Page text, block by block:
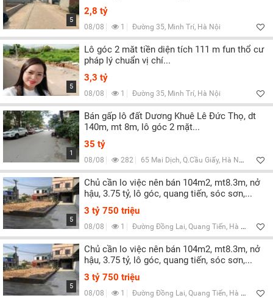
5
2,8 tỷ
08/08 1 Đường 35, Minh Trí, Hà Nội
5
Lô góc 2 măt tiền diện tích 111 m fun thổ cư
pháp lý chuẩn vị chí...
3,3 tỷ
08/08 1 Đường 35, Minh Trí, Hà Nội
1
Bán gấp lô đất Dương Khuê Lê Đức Thọ, dt
140m, mt 8m, lô góc 2 mặt...
35 tỷ
08/08 282 65 Mai Dịch, Q.Cầu Giấy, Hà Nội
5
Chủ cần lo việc nên bán 104m2, mt8.3m, nở
hậu, 3.75 tỷ, lô góc, quang tiến, sóc sơn,...
3 tỷ 750 triệu
08/08 1 Đường Đồng Lai, Quang Tiến, Hà Nội
5
Chủ cần lo việc nên bán 104m2, mt8.3m, nở
hậu, 3.75 tỷ, lô góc, quang tiến, sóc sơn,...
3 tỷ 750 triệu
08/08 1 Đường Đồng Lai, Quang Tiến, Hà Nội